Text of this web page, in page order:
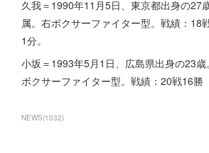
久我＝1990年11月5日、東京都出身の27
属。右ボクサーファイター型。戦績：18
1分。
小坂＝1993年5月1日、広島県出身の23
ボクサーファイター型。戦績：20戦16勝
NEWS(1032)